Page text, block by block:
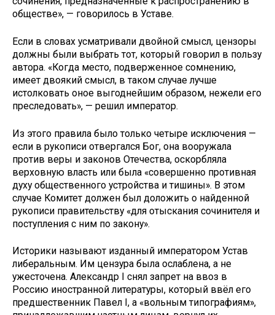
обществе», — говорилось в Уставе.
Если в словах усматривали двойной смысл, цензоры
должны были выбрать тот, который говорил в пользу
автора. «Когда место, подверженное сомнению,
имеет двоякий смысл, в таком случае лучше
истолковать оное выгоднейшим образом, нежели его
преследовать», — решил император.
Из этого правила было только четыре исключения —
если в рукописи отвергался Бог, она вооружала
против веры и законов Отечества, оскорбляла
верховную власть или была «совершенно противная
духу общественного устройства и тишины». В этом
случае Комитет должен был доложить о найденной
рукописи правительству «для отыскания сочинителя и
поступления с ним по закону».
Историки называют изданный императором Устав
либеральным. Им цензура была ослаблена, а не
ужесточена. Александр I снял запрет на ввоз в
Россию иностранной литературы, который ввёл его
предшественник Павел I, а «вольным типографиям»,